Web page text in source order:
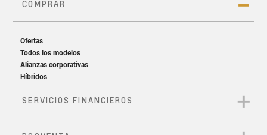
Aspecto deportivo desde donde los mires